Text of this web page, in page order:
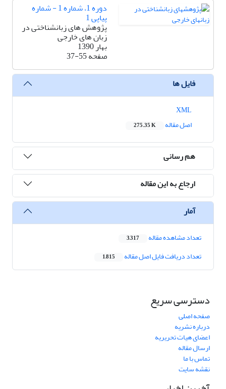
دوره 1، شماره 1 - شماره
پیاپی 1
پژوهش های زبانشناختی در
زبان های خارجی
بهار 1390
صفحه37-55
فایل ها
اصل مقاله
275.35 K
هم رسانی
ارجاع به این مقاله
آمار
تعداد مشاهده مقاله 3,317
تعداد دریافت فایل اصل مقاله 1,815
دسترسی سریع
صفحه اصلی
درباره نشریه
اعضای هیات تحریریه
ارسال مقاله
تماس با ما
نقشه سایت